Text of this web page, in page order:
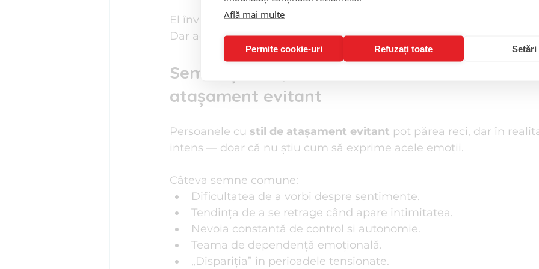
Află mai multe
Permite cookie-uri Refuzați toate Setări
El învață să se descurce singur, să nu ceară ajutor și să nu se
Dar această independență forțată devine, la maturitate, o barieră în
Semne și comportamente ale unui adult cu
atașament evitant
Persoanele cu stil de atașament evitant pot părea reci, dar în
intens — doar că nu știu cum să exprime acele emoții.
Câteva semne comune:
Dificultatea de a vorbi despre sentimente.
Tendința de a se retrage când apare intimitatea.
Nevoia constantă de control și autonomie.
Teama de dependență emoțională.
„Dispariția” în perioadele tensionate.